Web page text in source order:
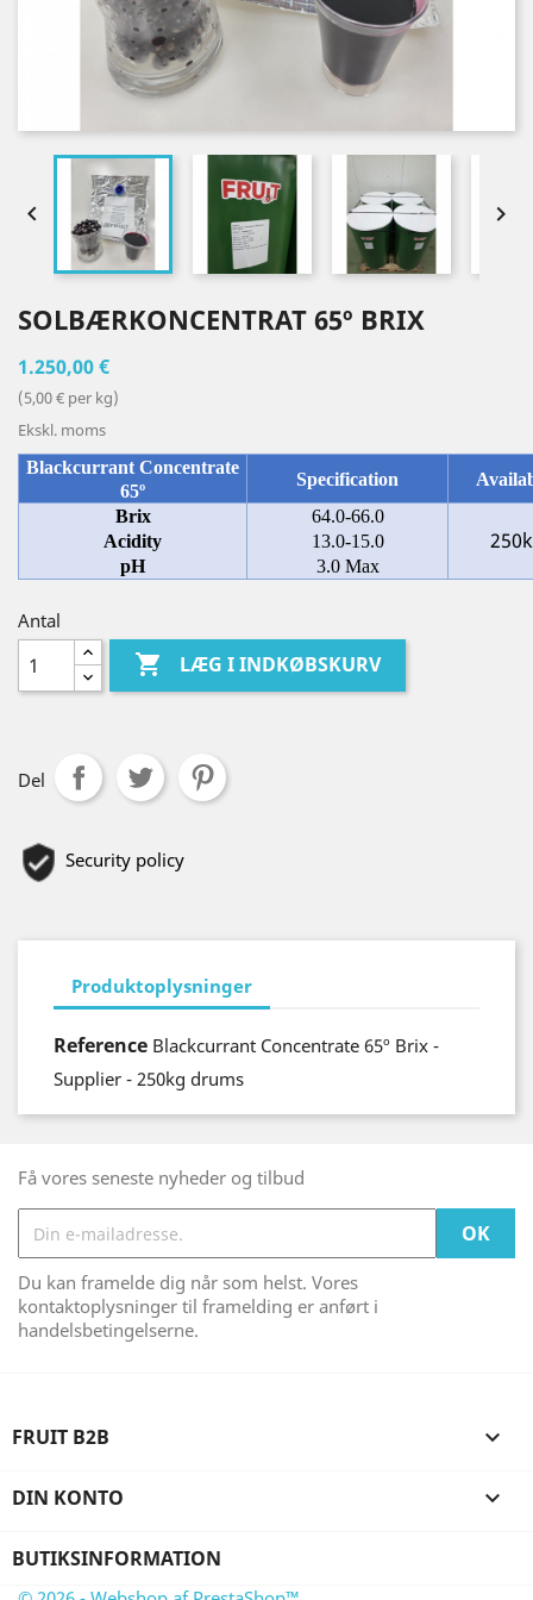
 
SOLBÆRKONCENTRAT 65º BRIX
1.250,00 €
(5,00 € per kg)
Ekskl. moms
Blackcurrant Concentrate
65º
Specification
Brix
64.0-66.0
Acidity
13.0-15.0
pH 3.0 Max
Antal
 LÆG I INDKØBSKURV
Del
Security policy
Produktoplysninger
Reference Blackcurrant Concentrate 65º Brix -
Supplier - 250kg drums
Få vores seneste nyheder og tilbud
Du kan framelde dig når som helst. Vores
kontaktoplysninger til framelding er anført i
handelsbetingelserne.
FRUIT B2B 
DIN KONTO 
BUTIKSINFORMATION